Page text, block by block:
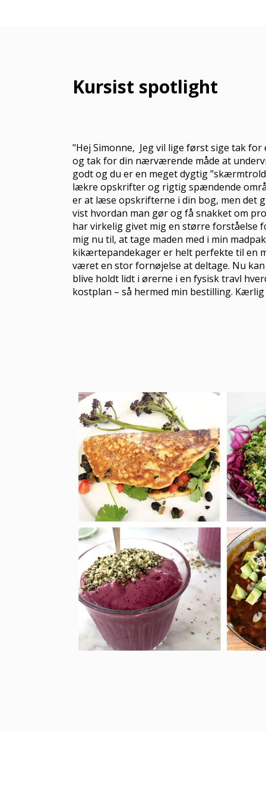
Kursist spotlight
"Hej Simonne, Jeg vil lige først sige tak
og tak for din nærværende måde at
godt og du er en meget dygtig
lækre opskrifter og rigtig spændende
er at læse opskrifterne i din bog, men det
vist hvordan man gør og få snakket om
har virkelig givet mig en større forståelse
mig nu til, at tage maden med i min
kikærtepandekager er helt perfekte til en
været en stor fornøjelse at deltage. Nu
blive holdt lidt i ørerne i en fysisk travl
kostplan – så hermed min bestilling.